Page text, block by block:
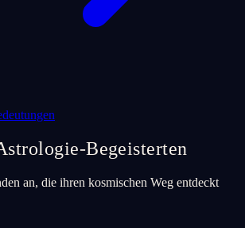
Begeisterten
an, die ihren kosmischen Weg entdeckt